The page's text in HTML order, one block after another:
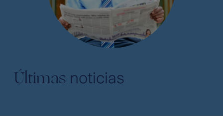
Últimas noticias